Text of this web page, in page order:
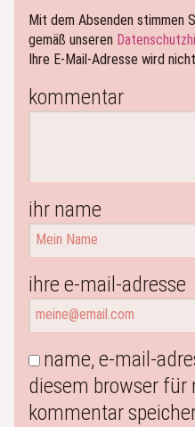
Mit dem Absenden stimmen
gemäß unseren
Ihre E-Mail-Adresse wird
kommentar
ihr name
ihre e-mail-adresse
name, e-mail-
diesem browser für
kommentar